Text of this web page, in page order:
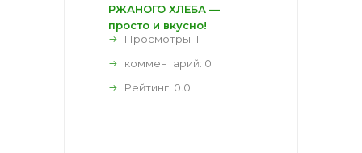
РЖАНОГО ХЛЕБА —
просто и вкусно!
Просмотры: 1
комментарий: 0
Рейтинг: 0.0